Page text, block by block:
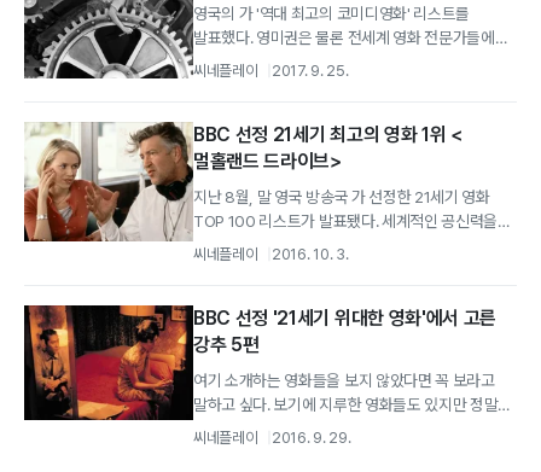
영국의 가 '역대 최고의 코미디영화' 리스트를
발표했다. 영미권은 물론 전세계 영화 전문가들에게
코미디영화 베스트 10편을 앙케이트 받아...
씨네플레이 2017. 9. 25.
BBC 선정 21세기 최고의 영화 1위 <
멀홀랜드 드라이브>
지난 8월, 말 영국 방송국 가 선정한 21세기 영화
TOP 100 리스트가 발표됐다. 세계적인 공신력을
자랑하는 매체인 만큼 영화를 사랑하는...
씨네플레이 2016. 10. 3.
BBC 선정 '21세기 위대한 영화'에서 고른
강추 5편
여기 소개하는 영화들을 보지 않았다면 꼭 보라고
말하고 싶다. 보기에 지루한 영화들도 있지만 정말
강력 추천한다.
씨네플레이 2016. 9. 29.